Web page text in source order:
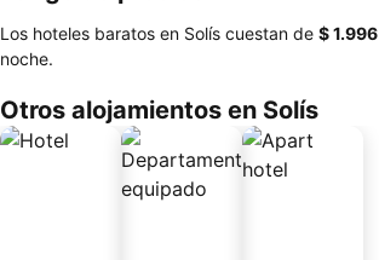
Los hoteles baratos en Solís cuestan de ‎$ 1.996
noche.
Otros alojamientos en Solís